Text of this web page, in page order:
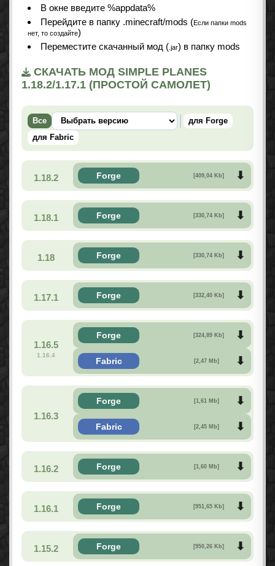
В окне введите %appdata%
Перейдите в папку .minecraft/mods (Если папки mods
нет, то создайте)
Переместите скачанный мод ( .jar) в папку mods
СКАЧАТЬ МОД SIMPLE PLANES
1.18.2/1.17.1 (ПРОСТОЙ САМОЛЕТ)
Все
для Forge
для Fabric
1.18.2 Forge [409,04 Kb]
1.18.1 Forge [330,74 Kb]
1.18 Forge [330,74 Kb]
1.17.1 Forge [332,40 Kb]
1.16.5
1.16.4
Forge [324,89 Kb]
Fabric [2,47 Mb]
1.16.3
Forge [1,61 Mb]
Fabric [2,45 Mb]
1.16.2 Forge [1,60 Mb]
1.16.1 Forge [951,65 Kb]
1.15.2 Forge [950,26 Kb]